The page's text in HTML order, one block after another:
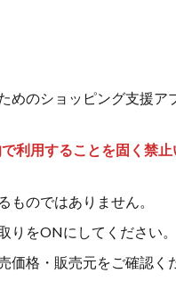
めのショッピング支援ア
利用することを固く禁止
のではありません。
りをONにしてください。
価格・販売元をご確認く